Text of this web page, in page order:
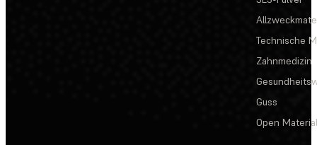
Technische
Zahnmedizin
Guss
Open